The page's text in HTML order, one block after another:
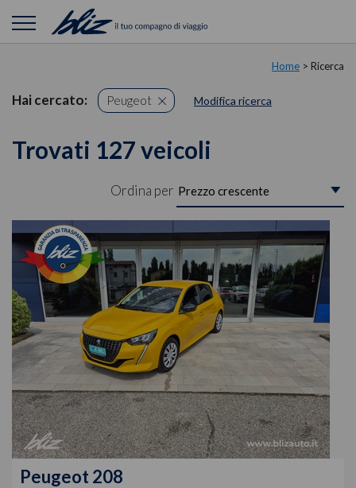
Home > Ricerca
Hai cercato: Peugeot Modifica ricerca
Trovati 127 veicoli
Ordina per
Peugeot 208